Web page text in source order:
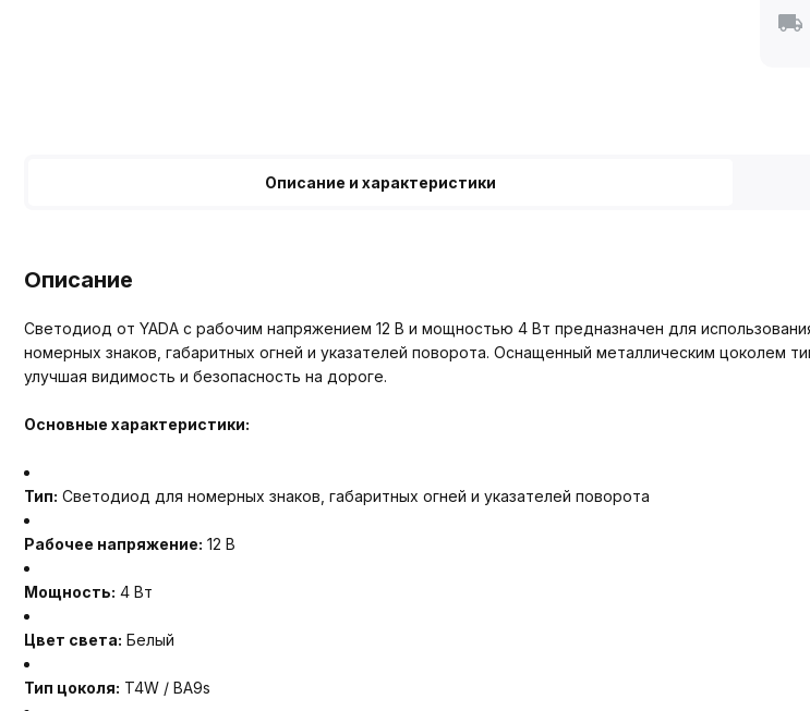
Описание и характеристики
Описание
Светодиод от YADA с рабочим напряжением 12 В и мощностью 4 Вт предназначен для
номерных знаков, габаритных огней и указателей поворота. Оснащенный металлическим цоколем
улучшая видимость и безопасность на дороге.
Основные характеристики:
Тип: Светодиод для номерных знаков, габаритных огней и указателей поворота
Рабочее напряжение: 12 В
Мощность: 4 Вт
Цвет света: Белый
Тип цоколя: T4W / BA9s